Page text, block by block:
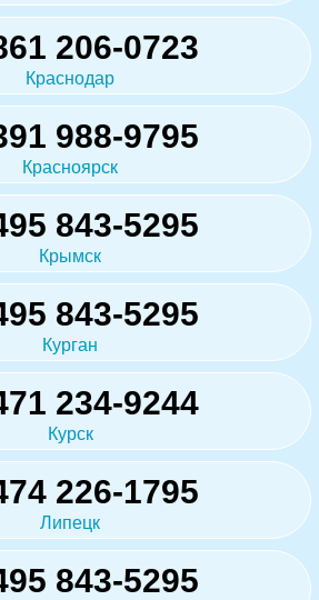
206-0723
Краснодар
988-9795
Красноярск
843-5295
Крымск
843-5295
Курган
234-9244
Курск
226-1795
Липецк
843-5295